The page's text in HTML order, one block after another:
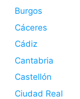
Burgos
Cáceres
Cádiz
Cantabria
Castellón
Ciudad Real